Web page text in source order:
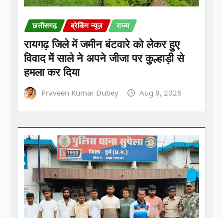
रायगढ़ जिले में जमीन बंटवारे को लेकर हुए
विवाद में साले ने अपने जीजा पर कुल्हाड़ी से
हमला कर दिया
Praveen Kumar Dubey Aug 9, 2026